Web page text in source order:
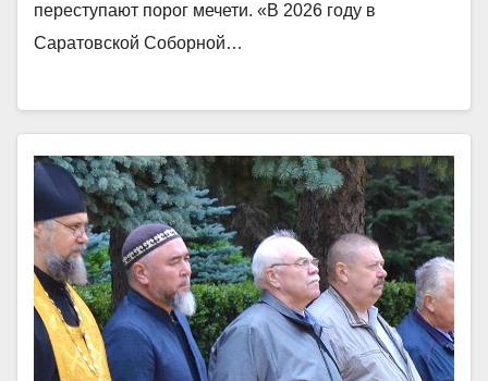
переступают порог мечети. «В 2026 году в
Саратовской Соборной…